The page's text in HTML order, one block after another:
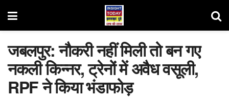
जबलपुर: नौकरी नहीं मिली तो बन गए
नकली किन्नर, ट्रेनों में अवैध वसूली,
RPF ने किया भंडाफोड़